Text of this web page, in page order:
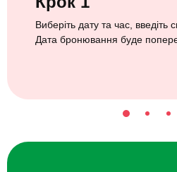
Виберіть дату та час, введіть
Дата бронювання буде